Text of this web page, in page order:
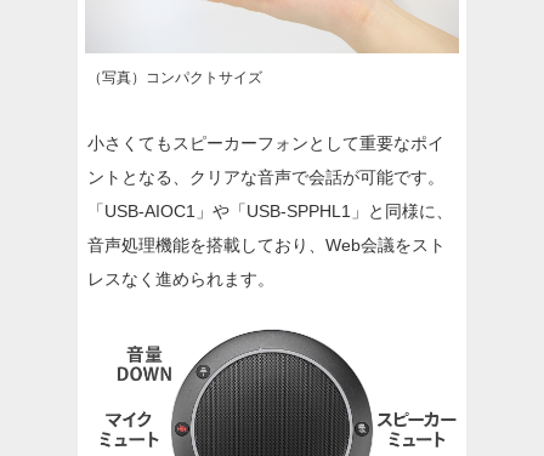
（写真）コンパクトサイズ
小さくてもスピーカーフォンとして重要なポイ
ントとなる、クリアな音声で会話が可能です。
「USB-AIOC1」や「USB-SPPHL1」と同様に、
音声処理機能を搭載しており、Web会議をスト
レスなく進められます。